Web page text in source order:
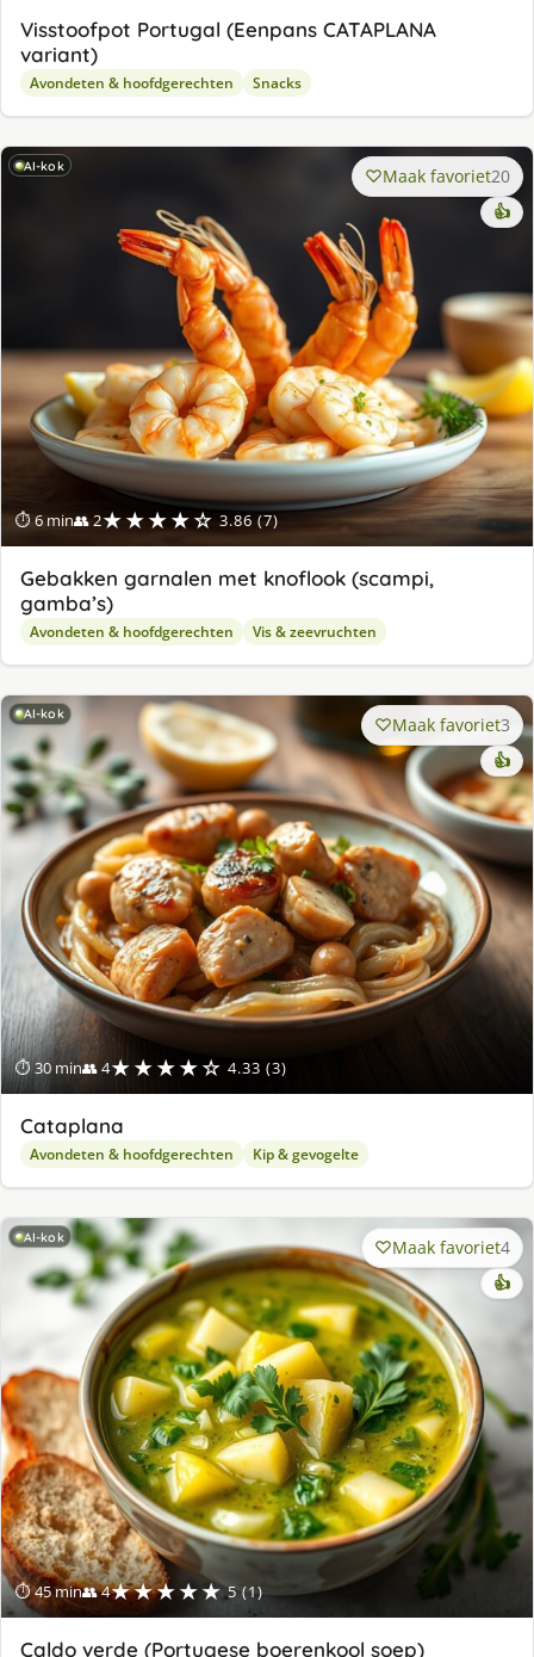
Visstoofpot Portugal (Eenpans CATAPLANA
variant)
Avondeten & hoofdgerechten Snacks
AI-kok
⏱ 6 min👥 2★★★★☆ 3.86 (7)
Maak favoriet20
👍
Gebakken garnalen met knoflook (scampi,
gamba’s)
Avondeten & hoofdgerechten Vis & zeevruchten
AI-kok
⏱ 30 min👥 4★★★★☆ 4.33 (3)
Maak favoriet3
👍
Cataplana
Avondeten & hoofdgerechten Kip & gevogelte
AI-kok
⏱ 45 min👥 4★★★★★ 5 (1)
Maak favoriet4
👍
Caldo verde (Portugese boerenkool soep)